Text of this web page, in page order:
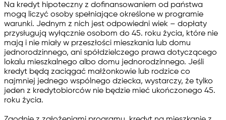
Na kredyt hipoteczny z dofinansowaniem od państwa
mogą liczyć osoby spełniające określone w programie
warunki. Jednym z nich jest odpowiedni wiek – dopłaty
przysługują wyłącznie osobom do 45. roku życia, które nie
mają i nie miały w przeszłości mieszkania lub domu
jednorodzinnego, ani spółdzielczego prawa dotyczącego
lokalu mieszkalnego albo domu jednorodzinnego. Jeśli
kredyt będą zaciągać małżonkowie lub rodzice co
najmniej jednego wspólnego dziecka, wystarczy, że tylko
jeden z kredytobiorców nie będzie mieć ukończonego 45.
roku życia.